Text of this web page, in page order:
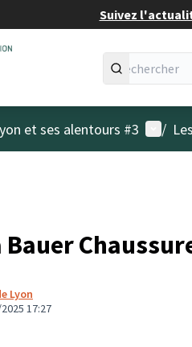
Suivez
et ses alentours #3 Menu
/
Bauer
Lyon
17:27